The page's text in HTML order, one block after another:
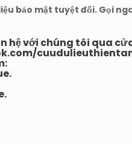
bảo mật tuyệt đối. Gọi
hệ với chúng tôi qua